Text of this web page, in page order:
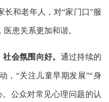
长和老年人，对“家门口”服
患关系更加和谐。
会氛围向好。 通过持续的
， “关注儿童早期发展”“身
公众对常见心理问题的认